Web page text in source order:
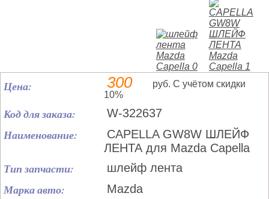
Цена: 300
руб. С учётом скидки
10%
Код для заказа: W-322637
Наименование:
CAPELLA GW8W ШЛЕЙФ
ЛЕНТА для Mazda Capella
Тип запчасти: шлейф лента
Марка авто: Mazda